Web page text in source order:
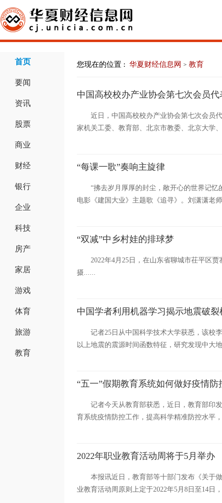
首页
要闻
资讯
股票
商业
财经
银行
企业
科技
房产
家居
游戏
体育
旅游
教育
您现在的位置 : 华夏财经信息网 > 教育
中国高校校办产业协会第七次会员
近日，中国高校校办产业协会第七次会员
家机关工委、教育部、北京市教委、北京大学
“每课一歌”奏响主旋律
“拂去岁月厚厚的封尘，敞开心的世界记
电影《建国大业》主题歌《追寻》。刘潇潇老
“双减”中乡村娃的排球梦
2022年4月25日，在山东省聊城市茌平区
摄......
中国学者利用机器学习揭示地震破裂
记者25日从中国科学技术大学获悉，该校
以上地震的震源时间函数特征，研究发现中大
“五一”假期教育系统如何做好疫情
记者今天从教育部获悉，近日，教育部印
育系统疫情防控工作，提高科学精准防控水平
2022年职业教育活动周将于5月举办
本报讯近日，教育部等十部门发布《关于
业教育活动周原则上定于2022年5月8日至14日